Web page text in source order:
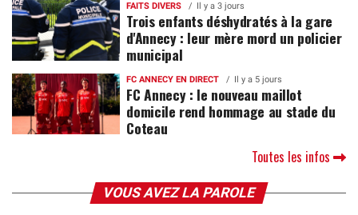
FAITS DIVERS Il y a 3 jours
Trois enfants déshydratés à la gare
d'Annecy : leur mère mord un policier
municipal
FC ANNECY EN DIRECT Il y a 5 jours
FC Annecy : le nouveau maillot
domicile rend hommage au stade du
Coteau
Toutes les infos
VOUS AVEZ LA PAROLE